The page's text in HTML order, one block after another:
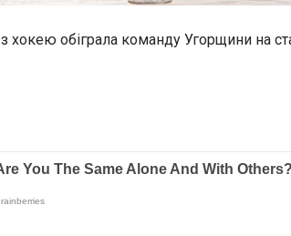
з хокею обіграла команду Угорщини на